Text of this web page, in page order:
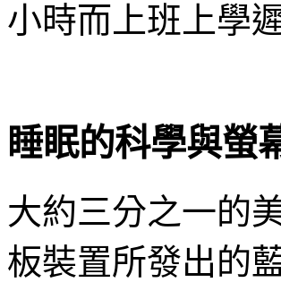
小時而上班上學
睡眠的科學與螢
大約三分之一的
板裝置所發出的